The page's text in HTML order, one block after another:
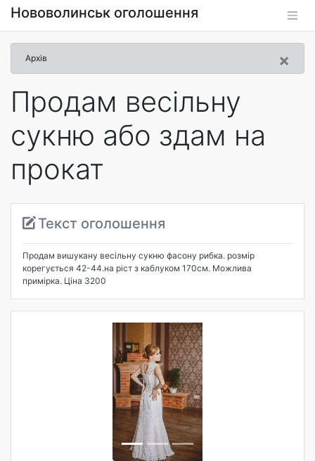
Нововолинськ оголошення
×
Архів
Продам весільну
сукню або здам на
прокат
Текст оголошення
Продам вишукану весільну сукню фасону рибка. розмір
корегується 42-44.на ріст з каблуком 170см. Можлива
примірка. Ціна 3200